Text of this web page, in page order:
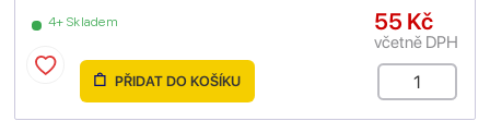
4+ Skladem 55 Kč
včetně DPH
PŘIDAT DO KOŠÍKU